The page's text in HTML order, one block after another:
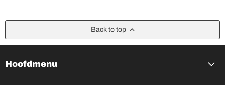
Back to top
Hoofdmenu